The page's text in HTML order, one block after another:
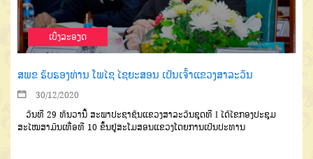
ເບີ່ງລະອຽດ
ສພຂ ຮັບຮອງທ່ານ ໂພໄຊ ໄຊຍະສອນ ເປັນເຈົ້າແຂວງສາລະວັນ
30/12/2020
ວັນທີ 29 ທັນວານີ້ ສະພາປະຊາຊົນແຂວງສາລະວັນຊຸດທີ I ໄດ້ໄຂກອງປະຊຸມ
ສະໄໝສາມັນເທື່ອທີ 10 ຂຶ້ນຢູ່ສະໂມສອນແຂວງໂດຍການເປັນປະທານ